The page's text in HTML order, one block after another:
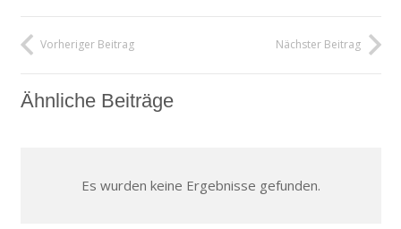
Vorheriger Beitrag Nächster Beitrag
Ähnliche Beiträge
Es wurden keine Ergebnisse gefunden.